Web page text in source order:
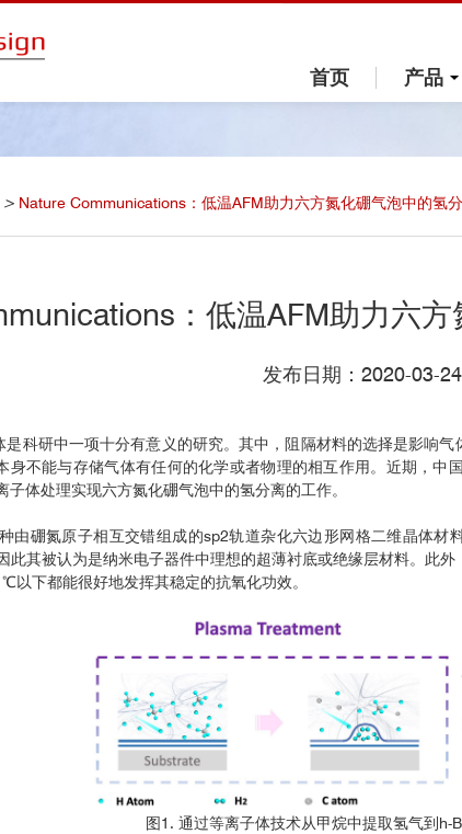
首页 产品
> Nature Communications：低温AFM助力六方氮化硼气泡中的氢
：低温AFM助力六
发布日期：2020-03-24
科研中一项十分有意义的研究。其中，阻隔材料的选择是影响
身不能与存储气体有任何的化学或者物理的相互作用。近期，
子体处理实现六方氮化硼气泡中的氢分离的工作。
由硼氮原子相互交错组成的sp2轨道杂化六边形网格二维晶体
此其被认为是纳米电子器件中理想的超薄衬底或绝缘层材料。此
以下都能很好地发挥其稳定的抗氧化功效。
图1. 通过等离子体技术从甲烷中提取氢气到h-